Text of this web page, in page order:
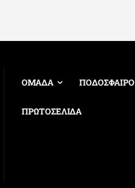
ΟΜΑΔΑ ΠΟΔΟΣΦΑΙΡΟ
ΠΡΩΤΟΣΕΛΙΔΑ